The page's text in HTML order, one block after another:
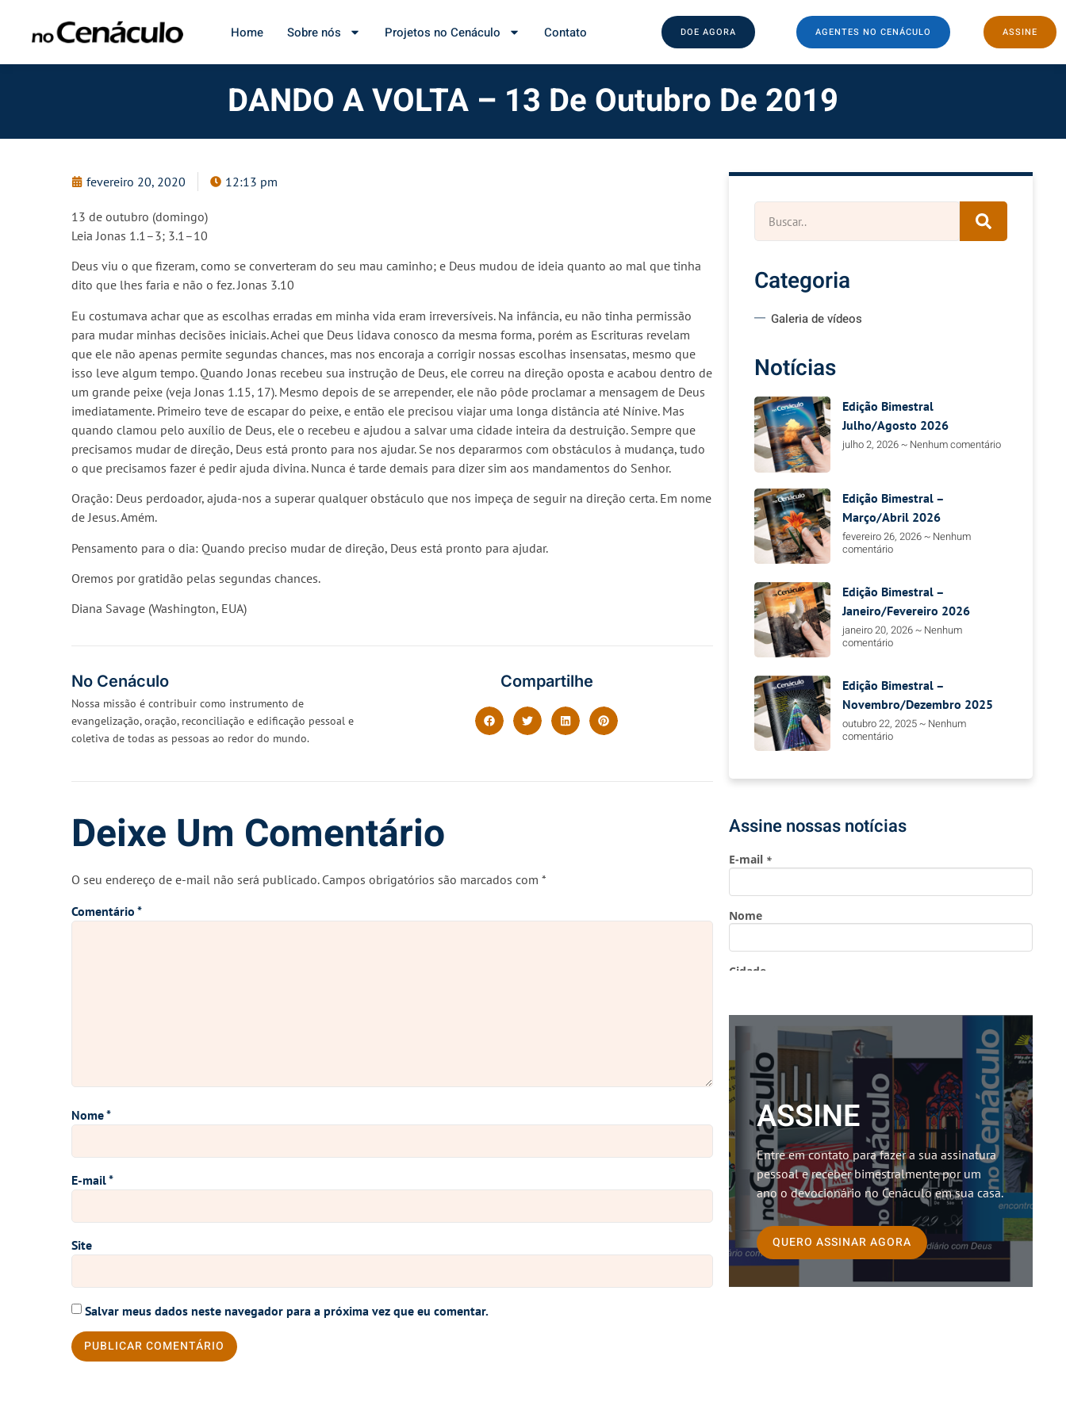
Home Sobre nós Projetos no Cenáculo Contato DOE AGORA AGENTES NO CENÁCULO ASSINE
DANDO A VOLTA – 13 De Outubro De 2019
fevereiro 20, 2020 12:13 pm
13 de outubro (domingo)
Leia Jonas 1.1–3; 3.1–10
Deus viu o que fizeram, como se converteram do seu mau caminho; e Deus mudou de ideia quanto ao mal que tinha
dito que lhes faria e não o fez. Jonas 3.10
Eu costumava achar que as escolhas erradas em minha vida eram irreversíveis. Na infância, eu não tinha permissão
para mudar minhas decisões iniciais. Achei que Deus lidava conosco da mesma forma, porém as Escrituras revelam
que ele não apenas permite segundas chances, mas nos encoraja a corrigir nossas escolhas insensatas, mesmo que
isso leve algum tempo. Quando Jonas recebeu sua instrução de Deus, ele correu na direção oposta e acabou dentro de
um grande peixe (veja Jonas 1.15, 17). Mesmo depois de se arrepender, ele não pôde proclamar a mensagem de Deus
imediatamente. Primeiro teve de escapar do peixe, e então ele precisou viajar uma longa distância até Nínive. Mas
quando clamou pelo auxílio de Deus, ele o recebeu e ajudou a salvar uma cidade inteira da destruição. Sempre que
precisamos mudar de direção, Deus está pronto para nos ajudar. Se nos depararmos com obstáculos à mudança, tudo
o que precisamos fazer é pedir ajuda divina. Nunca é tarde demais para dizer sim aos mandamentos do Senhor.
Oração: Deus perdoador, ajuda-nos a superar qualquer obstáculo que nos impeça de seguir na direção certa. Em nome
de Jesus. Amém.
Pensamento para o dia: Quando preciso mudar de direção, Deus está pronto para ajudar.
Oremos por gratidão pelas segundas chances.
Diana Savage (Washington, EUA)
No Cenáculo
Nossa missão é contribuir como instrumento de
evangelização, oração, reconciliação e edificação pessoal e
coletiva de todas as pessoas ao redor do mundo.
Compartilhe
Deixe Um Comentário
O seu endereço de e-mail não será publicado. Campos obrigatórios são marcados com *
Comentário *
Nome*
E-mail*
Site
Salvar meus dados neste navegador para a próxima vez que eu comentar.
Categoria
Galeria de vídeos
Notícias
Edição Bimestral
Julho/Agosto 2026
julho 2, 2026 Nenhum comentário
Edição Bimestral –
Março/Abril 2026
fevereiro 26, 2026 Nenhum
comentário
Edição Bimestral –
Janeiro/Fevereiro 2026
janeiro 20, 2026 Nenhum
comentário
Edição Bimestral –
Novembro/Dezembro 2025
outubro 22, 2025 Nenhum
comentário
Assine nossas notícias
ASSINE
Entre em contato para fazer a sua assinatura
pessoal e receber bimestralmente por um
ano o devocionário no Cenáculo em sua casa.
QUERO ASSINAR AGORA